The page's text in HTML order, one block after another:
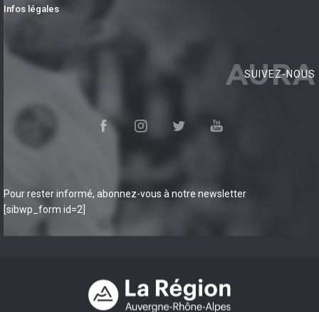
Infos légales
AURA
SUIVEZ-NOUS
Pour rester informé, abonnez-vous à notre newsletter
[sibwp_form id=2]